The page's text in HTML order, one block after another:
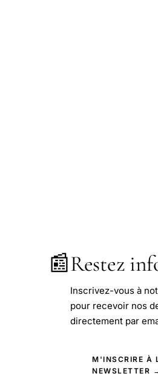
📰Restez
Inscrivez-vous à
pour recevoir nos
directement par
M'INSCRIRE À
NEWSLETTER